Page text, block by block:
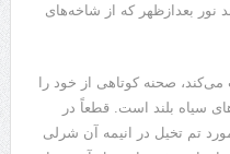
نور بعدازظهر که از شاخه‌های
صحنه کوتاهی از خود را
سیاه بلند است. قطعاً در
تم تخیل در انیمه آن شرلی